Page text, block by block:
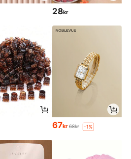
28kr
67kr 68kr -1%